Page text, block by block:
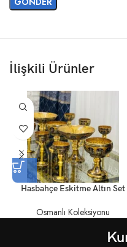
İlişkili Ürünler
Hasbahçe Eskitme Altın Set
Osmanlı Koleksiyonu